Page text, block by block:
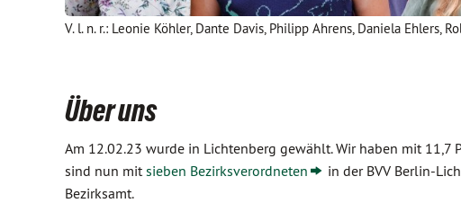
V. l. n. r.: Leonie Köhler, Dante Davis, Philipp Ahrens, Daniela Ehlers,
Über uns
Am 12.02.23 wurde in Lichtenberg gewählt. Wir haben mit
sind nun mitsieben Bezirksverordneten
in der BVV Berlin-
Bezirksamt.